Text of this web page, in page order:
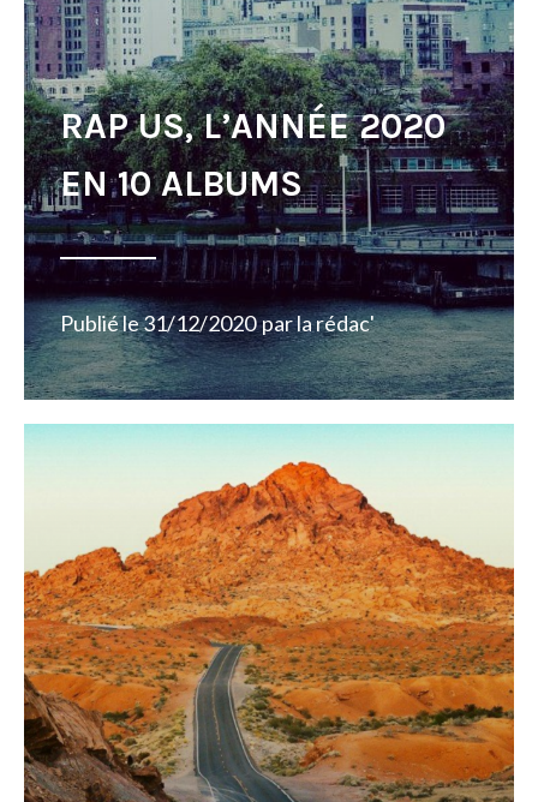
RAP US, L’ANNÉE 2020
EN 10 ALBUMS
Publié le31/12/2020 parla rédac'